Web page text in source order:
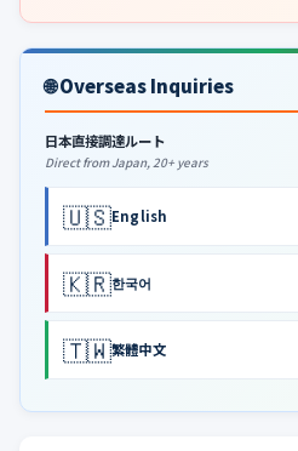
🌐 Overseas Inquiries
日本直接調達ルート
Direct from Japan, 20+ years
🇺🇸English
🇰🇷한국어
🇹🇼繁體中文